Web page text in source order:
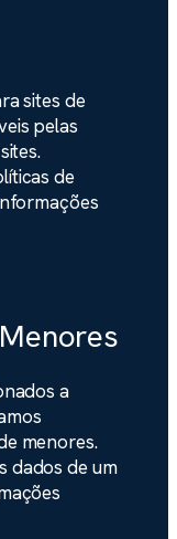
sites de
pelas
de
a
menores.
dados de um